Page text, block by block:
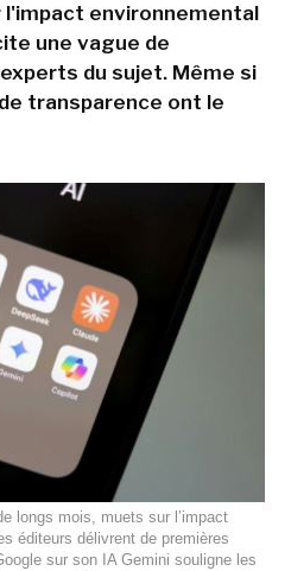
l'impact environnemental
une vague de
du sujet. Même si
transparence ont le
longs mois, muets sur l’impact
éditeurs délivrent de premières
sur son IA Gemini souligne les